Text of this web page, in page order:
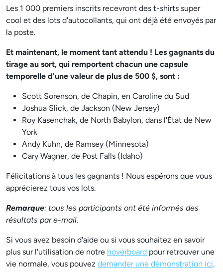
Les 1 000 premiers inscrits recevront des t-shirts super
cool et des lots d'autocollants, qui ont déjà été envoyés par
la poste.
Et maintenant, le moment tant attendu ! Les gagnants du
tirage au sort, qui remportent chacun une capsule
temporelle d'une valeur de plus de 500 $, sont :
Scott Sorenson, de Chapin, en Caroline du Sud
Joshua Slick, de Jackson (New Jersey)
Roy Kasenchak, de North Babylon, dans l'État de New
York
Andy Kuhn, de Ramsey (Minnesota)
Cary Wagner, de Post Falls (Idaho)
Félicitations à tous les gagnants ! Nous espérons que vous
apprécierez tous vos lots.
Remarque: tous les participants ont été informés des
résultats par e-mail.
Si vous avez besoin d'aide ou si vous souhaitez en savoir
plus sur l'utilisation de notre hoverboard pour retrouver une
vie normale, vous pouvez demander une démonstration ici.